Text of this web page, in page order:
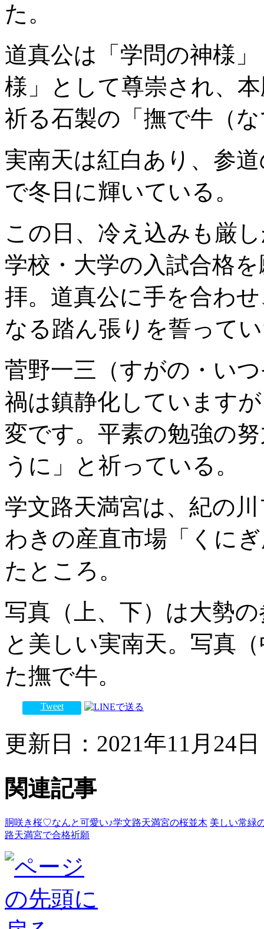
た。
道真公は「学問の神様
様」として尊崇され、
祈る石製の「撫で牛（
実南天は紅白あり、参
で冬日に輝いている。
この日、冷え込みも厳
学校・大学の入試合格
拝。道真公に手を合わ
なる踏ん張りを誓って
菅野一三（すがの・い
禍は鎮静化しています
変です。平素の勉強の
うに」と祈っている。
学文路天満宮は、紀の
わきの産直市場「くに
たところ。
写真（上、下）は大勢
と美しい実南天。写真
た撫で牛。
Tweet
更新日：2021年11月24
関連記事
胴咲き桜♡なんと可愛い♪学文路天満宮の桜並木 美しい常緑
路天満宮で合格祈願